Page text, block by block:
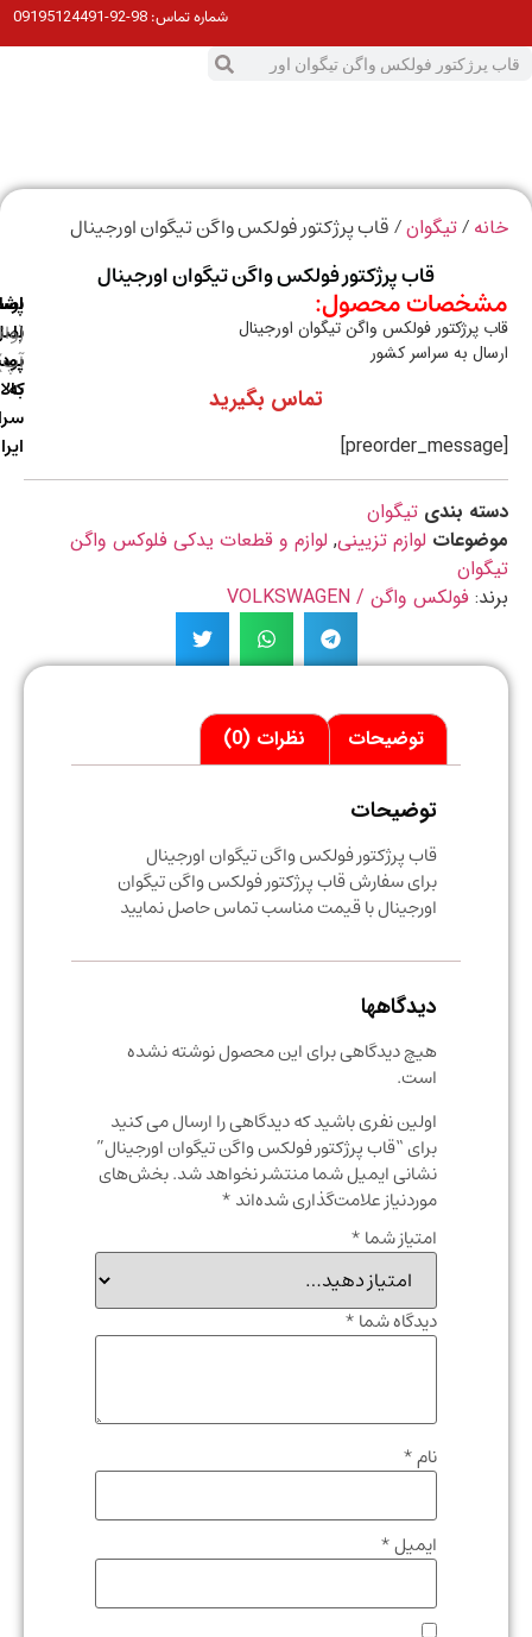
شماره تماس:98-92-09195124491
/تیگوان/ قاب پرژکتور فولکس واگن تیگوان اورجینال
قاب پرژکتور فولکس واگن تیگوان اورجینال
محصول:
پرژکتور فولکس واگن تیگوان اورجینال
به سراسر کشور
تماس بگیرید
بندی تیگوان
لوازم تزیینی,لوازم و قطعات یدکی فلوکس واگن
فولکس واگن / VOLKSWAGEN
سراسر
اصالت
پشتیبانی
(واتس
توضیحات نظرات (0)
توضیحات
قاب پرژکتور فولکس واگن تیگوان اورجینال
برای سفارش قاب پرژکتور فولکس واگن تیگوان
اورجینال با قیمت مناسب تماس حاصل نمایید
دیدگاهها
هیچ دیدگاهی برای این محصول نوشته نشده
اولین نفری باشید که دیدگاهی را ارسال می کنید
برای “قاب پرژکتور فولکس واگن تیگوان اورجینال”
نشانی ایمیل شما منتشر نخواهد شد.بخش‌های
موردنیاز علامت‌گذاری شده‌اند*
امتیاز شما*
دیدگاه شما*
ایمیل*